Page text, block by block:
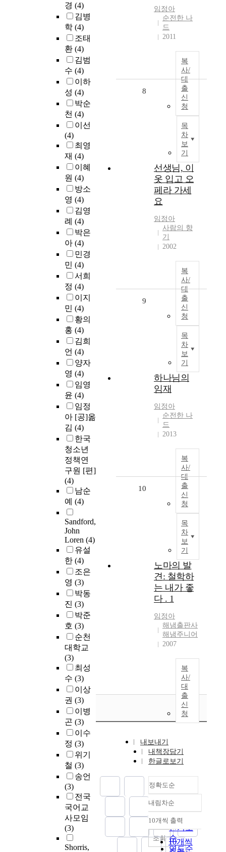
경 (4)
김병
학 (4)
조태
환 (4)
김범
수 (4)
이하
성 (4)
박순
천 (4)
이선
(4)
최영
재 (4)
이혜
원 (4)
방소
영 (4)
김영
례 (4)
박은
아 (4)
민경
민 (4)
서희
정 (4)
이지
민 (4)
황의
홍 (4)
김희
언 (4)
양자
영 (4)
임영
윤 (4)
임정
아 [공]옮
김 (4)
한국
청소년
정책연
구원 [편]
(4)
남순
예 (4)
Sandford,
John
Loren (4)
유설
한 (4)
조은
영 (3)
박동
진 (3)
박준
호 (3)
순천
대학교
(3)
최성
수 (3)
이상
권 (3)
이병
곤 (3)
이수
정 (3)
위기
철 (3)
송언
(3)
전국
국어교
사모임
(3)
Shorris,
임정아
순전한 나
드
2011
복
사/
대
출
신
청
목
차
보
기
8
선생님, 이
옷 입고 오
페라 가세
요
임정아
사람의 향
기
2002
복
사/
대
출
신
청
목
차
보
기
9
하나님의
임재
임정아
순전한 나
드
2013
복
사/
대
출
신
청
목
차
보
기
10
노마의 발
견: 철학하
는 내가 좋
다 . 1
임정아
해냄출판사
해냄주니어
2007
복
사/
대
출
신
청
내보내기
내책장담기
한글로보기
정확도순
정확도
순
인기도
순
연도순
내림차순
내림차순
10개씩 출력
10개씩
조회